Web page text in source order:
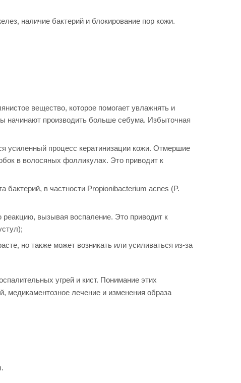
наличие бактерий и блокирование пор кожи.
вещество, которое помогает увлажнять и
начинают производить больше себума. Избыточная
усиленный процесс кератинизации кожи. Отмершие
в волосяных фолликулах. Это приводит к
в частности Propionibacterium acnes (P.
реакцию, вызывая воспаление. Это приводит к
но также может возникать или усиливаться из-за
угрей и кист. Понимание этих
медикаментозное лечение и изменения образа